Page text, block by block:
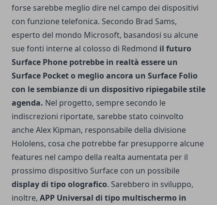
forse sarebbe meglio dire nel campo dei dispositivi
con funzione telefonica. Secondo Brad Sams,
esperto del mondo Microsoft, basandosi su alcune
sue fonti interne al colosso di Redmond il futuro
Surface Phone potrebbe in realtà essere un
Surface Pocket o meglio ancora un Surface Folio
con le sembianze di un dispositivo ripiegabile stile
agenda. Nel progetto, sempre secondo le
indiscrezioni riportate, sarebbe stato coinvolto
anche Alex Kipman, responsabile della divisione
Hololens, cosa che potrebbe far presupporre alcune
features nel campo della realta aumentata per il
prossimo dispositivo Surface con un possibile
display di tipo olografico. Sarebbero in sviluppo,
inoltre, APP Universal di tipo multischermo in